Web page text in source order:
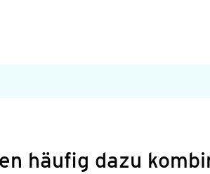
häufig dazu